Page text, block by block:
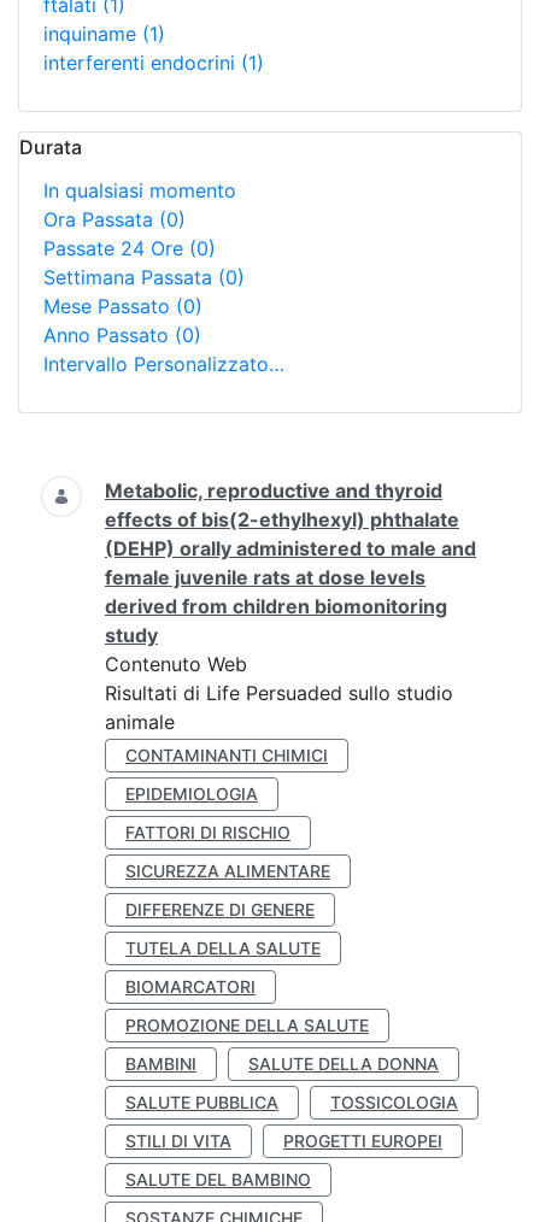
ftalati (1)
inquiname (1)
interferenti endocrini (1)
Durata
In qualsiasi momento
Ora Passata (0)
Passate 24 Ore (0)
Settimana Passata (0)
Mese Passato (0)
Anno Passato (0)
Intervallo Personalizzato…
Ricerca
Metabolic, reproductive and thyroid
effects of bis(2-ethylhexyl) phthalate
(DEHP) orally administered to male and
female juvenile rats at dose levels
derived from children biomonitoring
study
Contenuto Web
Risultati di Life Persuaded sullo studio
animale
CONTAMINANTI CHIMICI
EPIDEMIOLOGIA
FATTORI DI RISCHIO
SICUREZZA ALIMENTARE
DIFFERENZE DI GENERE
TUTELA DELLA SALUTE
BIOMARCATORI
PROMOZIONE DELLA SALUTE
BAMBINI
SALUTE DELLA DONNA
SALUTE PUBBLICA
TOSSICOLOGIA
STILI DI VITA
PROGETTI EUROPEI
SALUTE DEL BAMBINO
SOSTANZE CHIMICHE